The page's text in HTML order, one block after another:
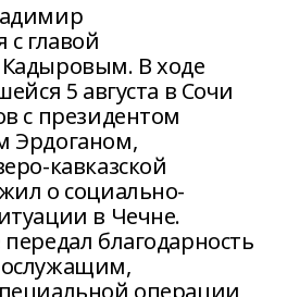
с главой
В ходе
5 августа в Сочи
с президентом
Эрдоганом,
кавказской
о социально-
в Чечне.
благодарность
операции